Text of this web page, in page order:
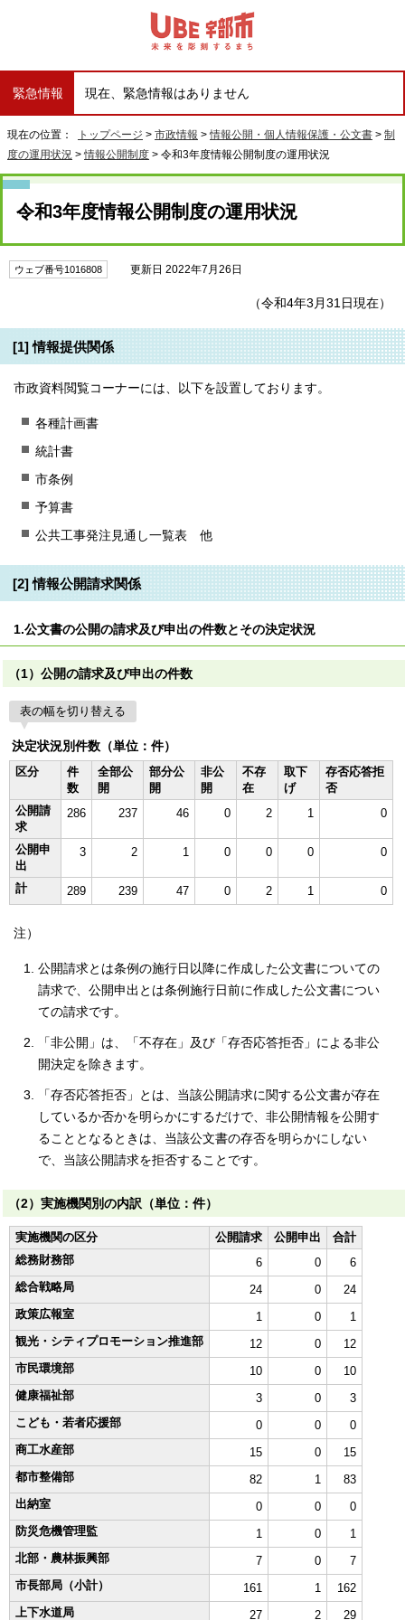
緊急情報 現在、緊急情報はありません
現在の位置： トップページ > 市政情報 >情報公開・個人情報保護・公文書 > 制
度の運用状況 >情報公開制度 > 令和3年度情報公開制度の運用状況
令和3年度情報公開制度の運用状況
ウェブ番号1016808 更新日 2022年7月26日
（令和4年3月31日現在）
[1] 情報提供関係
市政資料閲覧コーナーには、以下を設置しております。
各種計画書
統計書
市条例
予算書
公共工事発注見通し一覧表 他
[2] 情報公開請求関係
1.公文書の公開の請求及び申出の件数とその決定状況
（1）公開の請求及び申出の件数
表の幅を切り替える
決定状況別件数（単位：件）
区分
件
数
全部公
開
部分公
開
非公
開
不存
在
取下
げ
存否応答拒
否
公開請
求
286 237 46 0 2 1 0
公開申
出
3 2 1 0 0 0 0
計 289 239 47 0 2 1 0
注）
公開請求とは条例の施行日以降に作成した公文書についての
請求で、公開申出とは条例施行日前に作成した公文書につい
ての請求です。
「非公開」は、「不存在」及び「存否応答拒否」による非公
開決定を除きます。
「存否応答拒否」とは、当該公開請求に関する公文書が存在
しているか否かを明らかにするだけで、非公開情報を公開す
ることとなるときは、当該公文書の存否を明らかにしない
で、当該公開請求を拒否することです。
（2）実施機関別の内訳（単位：件）
実施機関の区分 公開請求 公開申出
合計
総務財務部
6 0
6
総合戦略局
24 0
24
政策広報室
1 0
1
観光・シティプロモーション推進部
12 0
12
市民環境部
10 0
10
健康福祉部
3 0
3
こども・若者応援部
0 0
0
商工水産部
15 0
15
都市整備部
82 1
83
出納室
0 0
0
防災危機管理監
1 0
1
北部・農林振興部
7 0
7
市長部局（小計）
161 1
162
上下水道局
27 2 29